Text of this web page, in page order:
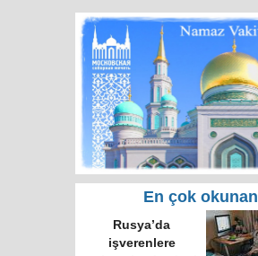
En çok okunan
Rusya’da
işverenlere